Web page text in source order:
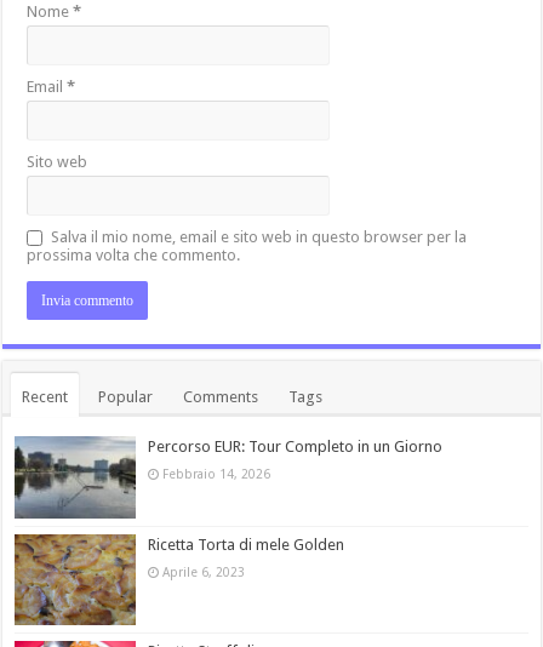
Nome*
Email*
Sito web
Salva il mio nome, email e sito web in questo browser per la
prossima volta che commento.
Recent Popular Comments Tags
Percorso EUR: Tour Completo in un Giorno
Febbraio 14, 2026
Ricetta Torta di mele Golden
Aprile 6, 2023